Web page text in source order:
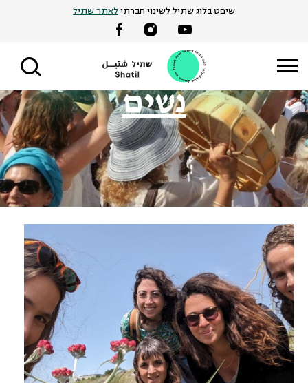
שיפט בלוג שתיל לשינוי חברתילאתר שתיל
נשים